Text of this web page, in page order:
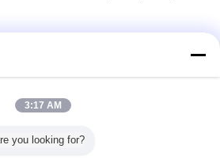
prego che dimensione avete bisogno e
in serie e cartone di carta o cassa di
3:17 AM
you looking for?